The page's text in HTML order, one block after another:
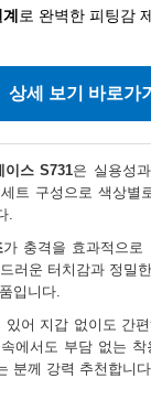
로 완벽한 피팅감
상세 보기 바로가
이스 S731은 실용성
트 구성으로 색상별
.
가 충격을 효과적으로
러운 터치감과 정밀
입니다.
있어 지갑 없이도 간
에서도 부담 없는
분께 강력 추천합니다.